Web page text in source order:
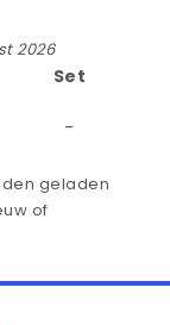
2026
Set
-
geladen
of